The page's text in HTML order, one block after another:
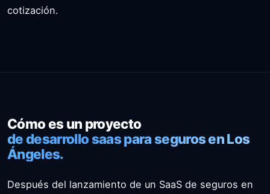
cotización.
Cómo es un proyecto
de desarrollo saas para seguros en Los
Ángeles.
Después del lanzamiento de un SaaS de seguros en